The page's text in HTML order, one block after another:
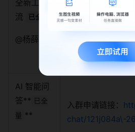
全新工作
流
已全量
@杨薛莎
入群申请链接：
chat/c8dj6910\-
AI 智能问
答** 已全
量 **
入群申请链接：
chat/121j084a\-